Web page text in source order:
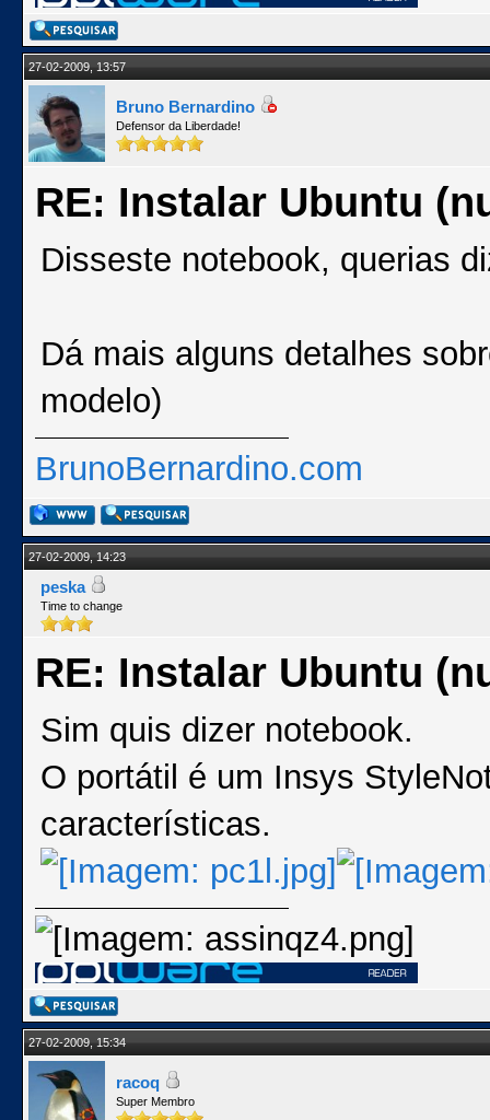
27-02-2009, 13:57
Bruno Bernardino
Defensor da Liberdade!
RE: Instalar Ubuntu
Disseste notebook, querias
Dá mais alguns detalhes
modelo)
BrunoBernardino.com
27-02-2009, 14:23
peska
Time to change
RE: Instalar Ubuntu
Sim quis dizer notebook.
O portátil é um Insys
características.
27-02-2009, 15:34
racoq
Super Membro